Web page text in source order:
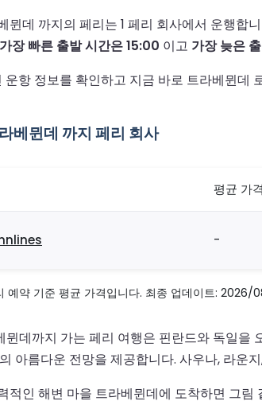
뮌데 까지의 페리는 1 페리 회사에서 운행합
가장 빠른 출발 시간은 15:00 이고 가장 늦은
운항 정보를 확인하고 지금 바로 트라베뮌데
베뮌데 까지 페리 회사
평균 가격
-
예약 기준 평균 가격입니다. 최종 업데이트:
뮌데까지 가는 페리 여행은 핀란드와 독일을
아름다운 전망을 제공합니다. 사우나, 라운
적인 해변 마을 트라베뮌데에 도착하면 그